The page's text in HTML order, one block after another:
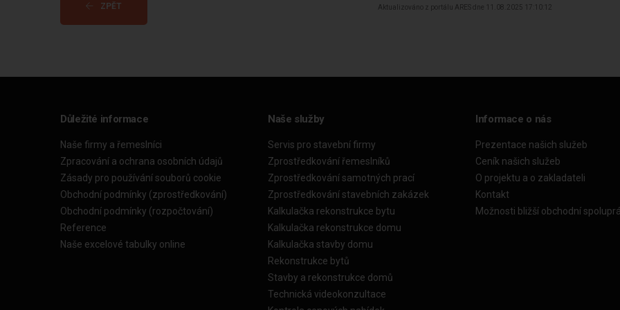
ZPĚT Aktualizováno z portálu ARES dne 11.08.2025 17:10:12
Důležité informace
Naše firmy a řemeslníci
Zpracování a ochrana osobních údajů
Zásady pro používání souborů cookie
Obchodní podmínky (zprostředkování)
Obchodní podmínky (rozpočtování)
Reference
Naše excelové tabulky online
Naše služby
Servis pro stavební firmy
Zprostředkování řemeslníků
Zprostředkování samotných prací
Zprostředkování stavebních zakázek
Kalkulačka rekonstrukce bytu
Kalkulačka rekonstrukce domu
Kalkulačka stavby domu
Rekonstrukce bytů
Stavby a rekonstrukce domů
Technická videokonzultace
Informace o nás
Prezentace našich služeb
Ceník našich služeb
O projektu a o zakladateli
Kontakt
Možnosti bližší obchodní